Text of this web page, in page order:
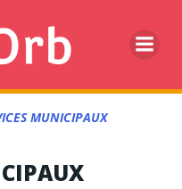
MUNICIPAUX